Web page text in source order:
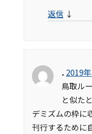
返信 ↓
. 2019
鳥取ル
と似た
デミズムの枠に
刊行するために